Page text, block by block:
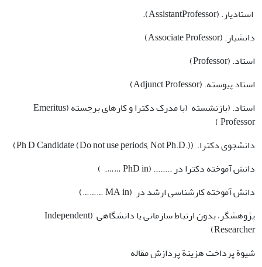
استادیار. (AssistantProfessor).
دانشیار. (Associate Professor)
استاد. (Professor)
استاد پیوسته. (Adjunct Professor)
استاد. (بازنشسته (با مدرک دکترا و کارهای برجسته (Emeritus
Professor )
دانشجوی دکترا. (Ph D Candidate (Do not use periods, Not Ph.D.))
دانش آموخته دکترا در ........ (PhD in ……. )
دانش آموخته کارشناسی ارشد در (MA in ………)
پژوهشگر، بدون ارتباط سازمانی یا دانشگاهی (Independent
Researcher)
شیوة پرداخت هزینة پردازش مقاله